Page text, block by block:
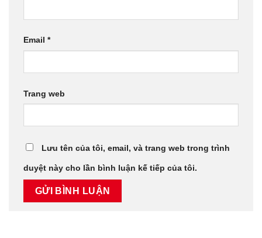
Email *
Trang web
Lưu tên của tôi, email, và trang web trong trình
duyệt này cho lần bình luận kế tiếp của tôi.